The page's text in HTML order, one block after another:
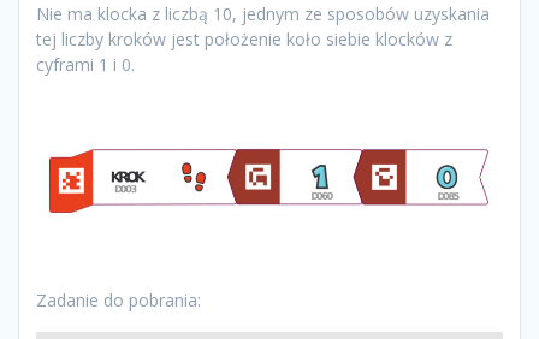
Nie ma klocka z liczbą 10, jednym ze sposobów uzyskania
tej liczby kroków jest położenie koło siebie klocków z
cyframi 1 i 0.
Zadanie do pobrania: